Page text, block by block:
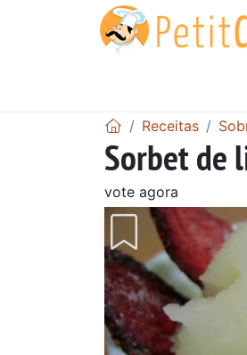
Receitas
Sorbet de
vote agora